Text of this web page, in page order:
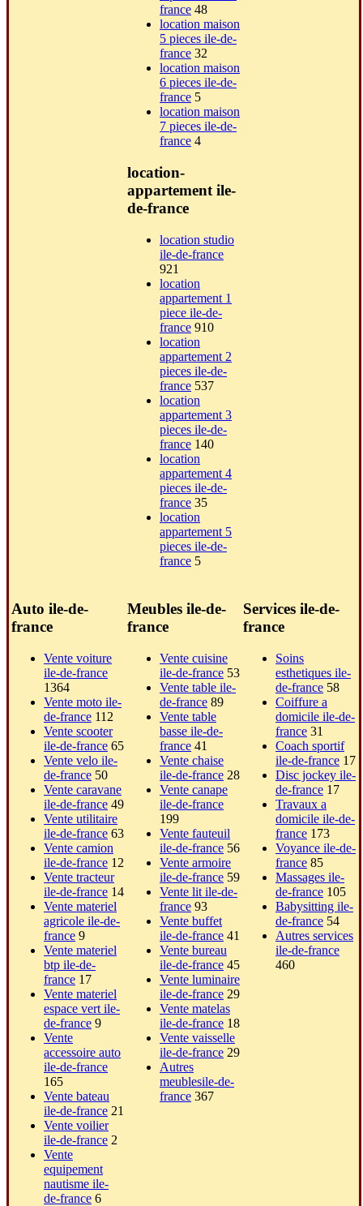
france 48
location maison
5 pieces ile-de-
france 32
location maison
6 pieces ile-de-
france 5
location maison
7 pieces ile-de-
france 4
location-
appartement ile-
de-france
location studio
ile-de-france
921
location
appartement 1
piece ile-de-
france 910
location
appartement 2
pieces ile-de-
france 537
location
appartement 3
pieces ile-de-
france 140
location
appartement 4
pieces ile-de-
france 35
location
appartement 5
pieces ile-de-
france 5
Auto ile-de-
france
Vente voiture
ile-de-france
1364
Vente moto ile-
de-france 112
Vente scooter
ile-de-france 65
Vente velo ile-
de-france 50
Vente caravane
ile-de-france 49
Vente utilitaire
ile-de-france 63
Vente camion
ile-de-france 12
Vente tracteur
ile-de-france 14
Vente materiel
agricole ile-de-
france 9
Vente materiel
btp ile-de-
france 17
Vente materiel
espace vert ile-
de-france 9
Vente
accessoire auto
ile-de-france
165
Vente bateau
ile-de-france 21
Vente voilier
ile-de-france 2
Vente
equipement
nautisme ile-
de-france 6
Meubles ile-de-
france
Vente cuisine
ile-de-france 53
Vente table ile-
de-france 89
Vente table
basse ile-de-
france 41
Vente chaise
ile-de-france 28
Vente canape
ile-de-france
199
Vente fauteuil
ile-de-france 56
Vente armoire
ile-de-france 59
Vente lit ile-de-
france 93
Vente buffet
ile-de-france 41
Vente bureau
ile-de-france 45
Vente luminaire
ile-de-france 29
Vente matelas
ile-de-france 18
Vente vaisselle
ile-de-france 29
Autres
meublesile-de-
france 367
Services ile-de-
france
Soins
esthetiques ile-
de-france 58
Coiffure a
domicile ile-de-
france 31
Coach sportif
ile-de-france 17
Disc jockey ile-
de-france 17
Travaux a
domicile ile-de-
france 173
Voyance ile-de-
france 85
Massages ile-
de-france 105
Babysitting ile-
de-france 54
Autres services
ile-de-france
460